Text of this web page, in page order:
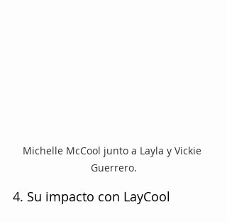
Michelle McCool junto a Layla y Vickie
Guerrero.
4. Su impacto con LayCool